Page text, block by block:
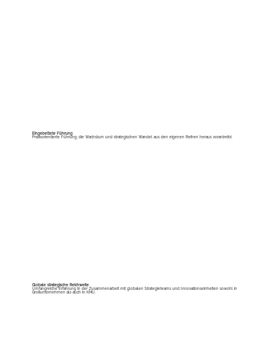
Eingebettete Führung
Praxisorientierte Führung, die Wachstum und strategischen Wandel aus den eigenen Reihen heraus vorantreibt.
Globale strategische Reichweite
Umfangreiche Erfahrung in der Zusammenarbeit mit globalen Strategieteams und Innovationseinheiten sowohl in
Großunternehmen als auch in KMU.